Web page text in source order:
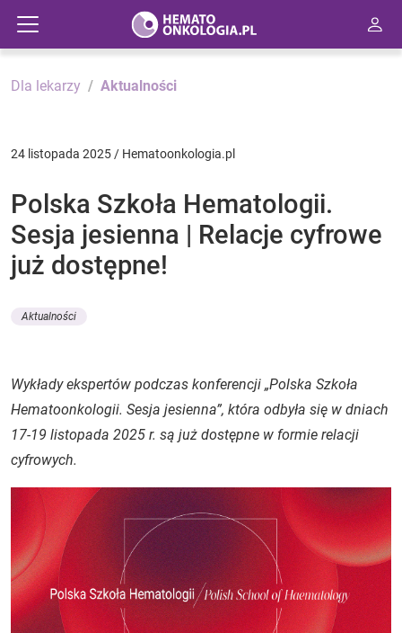
Dla lekarzy Aktualności
24 listopada 2025 / Hematoonkologia.pl
Polska Szkoła Hematologii.
Sesja jesienna | Relacje cyfrowe
już dostępne!
Aktualności
Wykłady ekspertów podczas konferencji „Polska Szkoła
Hematoonkologii. Sesja jesienna”, która odbyła się w dniach
17-19 listopada 2025 r. są już dostępne w formie relacji
cyfrowych.